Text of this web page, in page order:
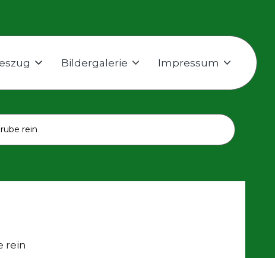
Bildergalerie Impressum
rein